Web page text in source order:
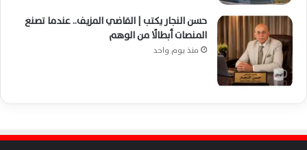
حسن النجار يكتب | القاضي المزيف.. عندما تصنع
المنصات أبطالًا من الوهم
منذ يوم واحد